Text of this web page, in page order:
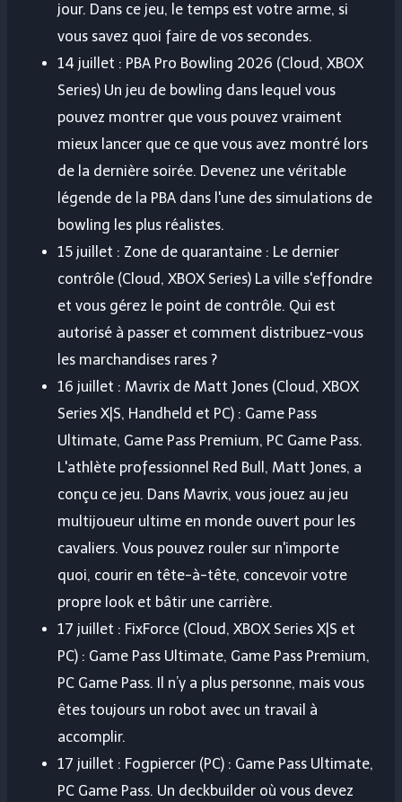
jour. Dans ce jeu, le temps est votre arme, si
vous savez quoi faire de vos secondes.
14 juillet : PBA Pro Bowling 2026 (Cloud, XBOX
Series) Un jeu de bowling dans lequel vous
pouvez montrer que vous pouvez vraiment
mieux lancer que ce que vous avez montré lors
de la dernière soirée. Devenez une véritable
légende de la PBA dans l'une des simulations de
bowling les plus réalistes.
15 juillet : Zone de quarantaine : Le dernier
contrôle (Cloud, XBOX Series) La ville s'effondre
et vous gérez le point de contrôle. Qui est
autorisé à passer et comment distribuez-vous
les marchandises rares ?
16 juillet : Mavrix de Matt Jones (Cloud, XBOX
Series X|S, Handheld et PC) : Game Pass
Ultimate, Game Pass Premium, PC Game Pass.
L'athlète professionnel Red Bull, Matt Jones, a
conçu ce jeu. Dans Mavrix, vous jouez au jeu
multijoueur ultime en monde ouvert pour les
cavaliers. Vous pouvez rouler sur n'importe
quoi, courir en tête-à-tête, concevoir votre
propre look et bâtir une carrière.
17 juillet : FixForce (Cloud, XBOX Series X|S et
PC) : Game Pass Ultimate, Game Pass Premium,
PC Game Pass. Il n’y a plus personne, mais vous
êtes toujours un robot avec un travail à
accomplir.
17 juillet : Fogpiercer (PC) : Game Pass Ultimate,
PC Game Pass. Un deckbuilder où vous devez